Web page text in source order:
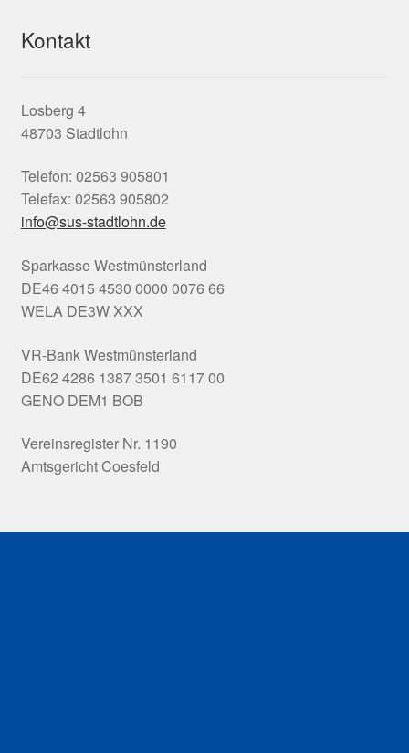
Kontakt
Losberg 4
48703 Stadtlohn
Telefon: 02563 905801
Telefax: 02563 905802
info@sus-stadtlohn.de
Sparkasse Westmünsterland
DE46 4015 4530 0000 0076 66
WELA DE3W XXX
VR-Bank Westmünsterland
DE62 4286 1387 3501 6117 00
GENO DEM1 BOB
Vereinsregister Nr. 1190
Amtsgericht Coesfeld